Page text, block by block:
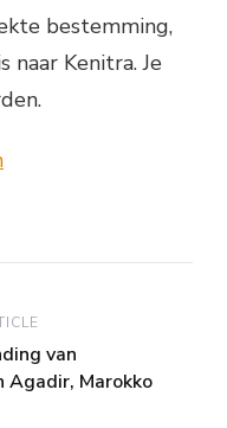
bestemming,
naar Kenitra. Je
van
Marokko